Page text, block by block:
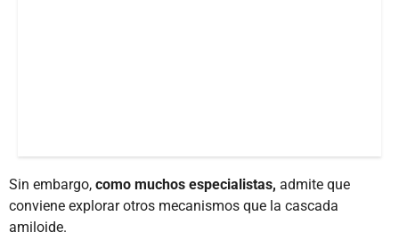
Sin embargo, como muchos especialistas, admite que
conviene explorar otros mecanismos que la cascada
amiloide.